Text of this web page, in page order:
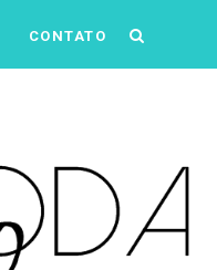
CONTATO